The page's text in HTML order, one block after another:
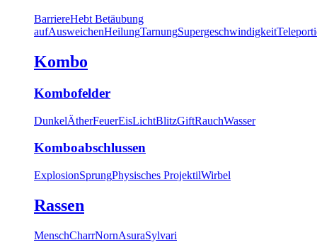
BarriereHebt Betäubung
aufAusweichenHeilungTarnungSupergeschwindigkeit
Kombo
Kombofelder
DunkelÄtherFeuerEisLichtBlitzGiftRauchWasser
Komboabschlussen
ExplosionSprungPhysisches ProjektilWirbel
Rassen
MenschCharrNornAsuraSylvari